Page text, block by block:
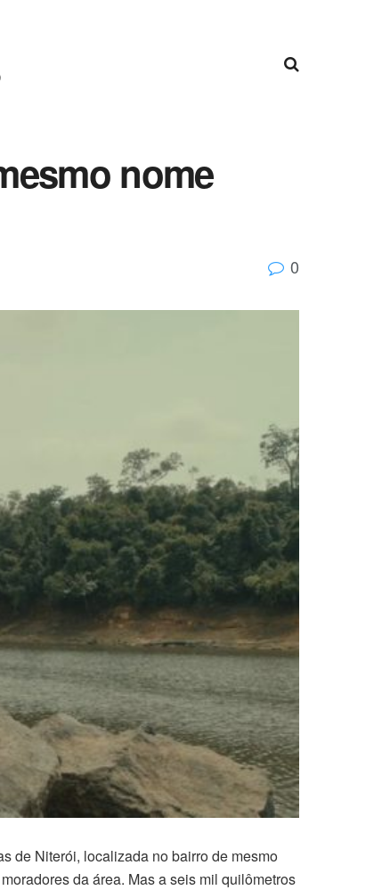
nome
0
de Niterói, localizada no bairro de mesmo
da área. Mas a seis mil quilômetros